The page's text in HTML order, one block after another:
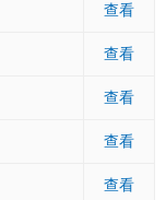
查看
查看
查看
查看
查看